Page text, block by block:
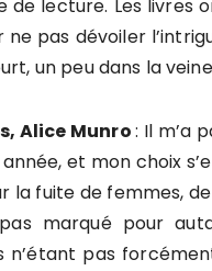
de lecture. Les livres
ne pas dévoiler
un peu dans la
Alice Munro: Il m’a
et mon choix
la fuite de femmes,
marqué pour
n’étant pas